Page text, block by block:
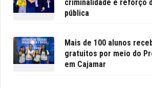
criminalidade e reforço
pública
Mais de 100 alunos
gratuitos por meio do
em Cajamar